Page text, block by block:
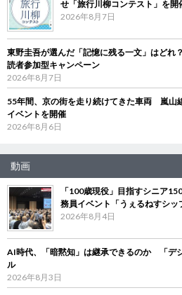
せ「旅行川柳コンテスト」を開
2026年8月7日
東野圭吾が選んだ「記憶に残る一文」はど
読者参加型キャンペーン
2026年8月7日
55年間、京の街を走り続けてきた車両 嵐山
イベントを開催
2026年8月6日
動画
「100歳現役」目指すシニア
務員イベント「うぇるねすシッ
2026年8月4日
AI時代、「暗黙知」は継承できるのか 「デ
ル
2026年8月3日